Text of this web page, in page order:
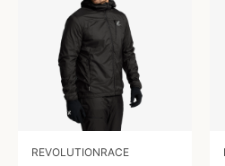
REVOLUTIONRACE